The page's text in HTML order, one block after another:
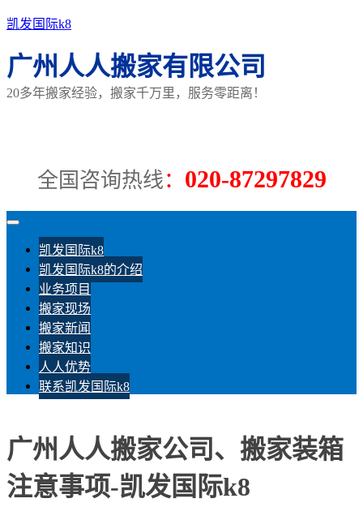
凯发国际k8
广州人人搬家有限公司
20多年搬家经验，搬家千万里，服务零距离！
全国咨询热线： 020-87297829
凯发国际k8
凯发国际k8的介绍
业务项目
搬家现场
搬家新闻
搬家知识
人人优势
联系凯发国际k8
广州人人搬家公司、搬家装箱
注意事项-凯发国际k8